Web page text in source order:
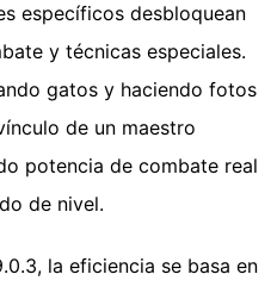
específicos desbloquean
y técnicas especiales.
gatos y haciendo fotos
de un maestro
potencia de combate real
de nivel.
la eficiencia se basa en